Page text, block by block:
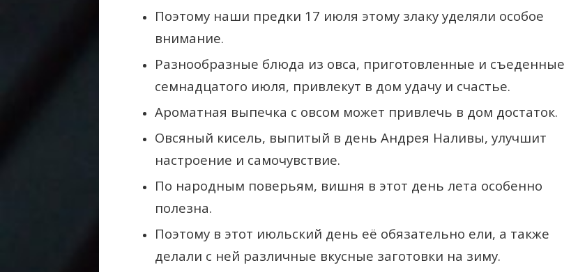
Поэтому наши предки 17 июля этому злаку уделяли особое
внимание.
Разнообразные блюда из овса, приготовленные и съеденные
семнадцатого июля, привлекут в дом удачу и счастье.
Ароматная выпечка с овсом может привлечь в дом достаток.
Овсяный кисель, выпитый в день Андрея Наливы, улучшит
настроение и самочувствие.
По народным поверьям, вишня в этот день лета особенно
полезна.
Поэтому в этот июльский день её обязательно ели, а также
делали с ней различные вкусные заготовки на зиму.